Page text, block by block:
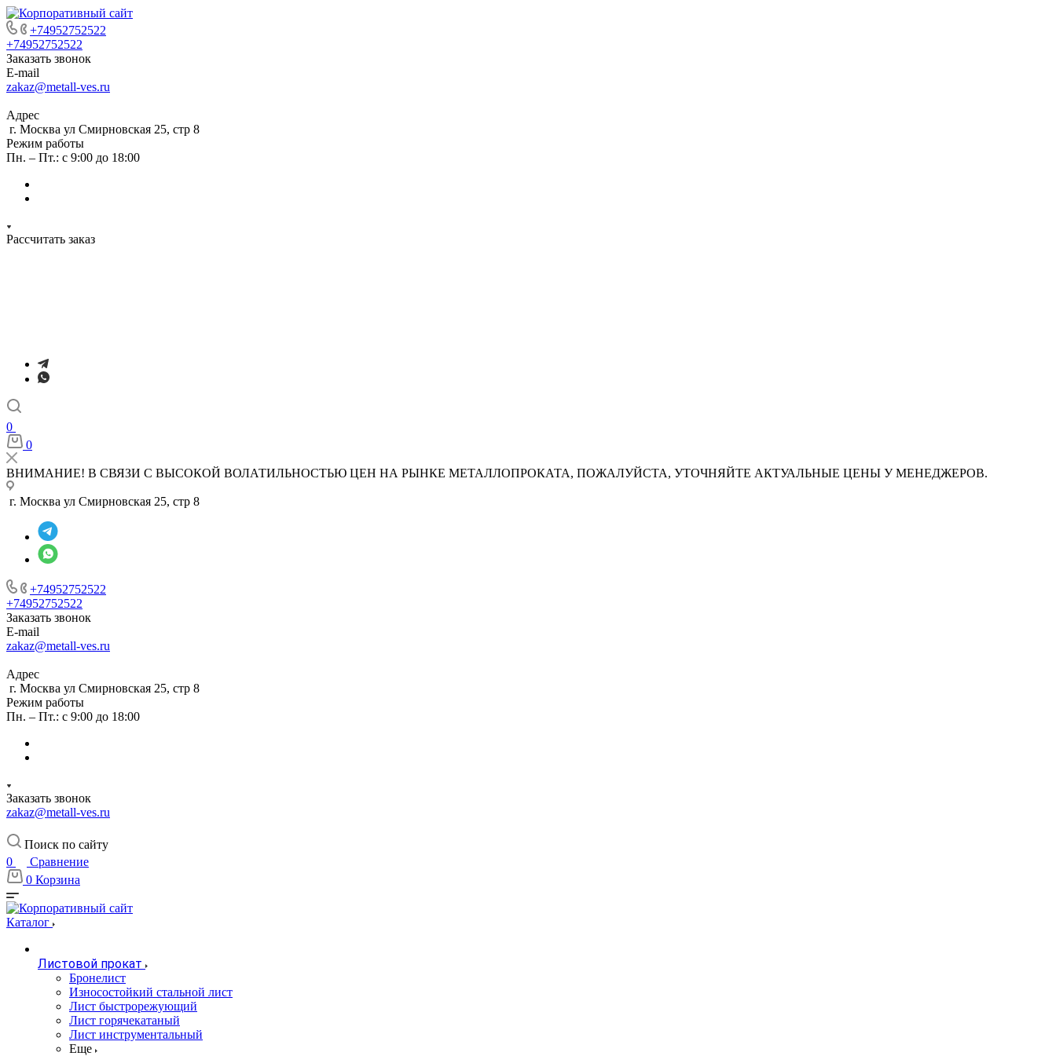
+74952752522
+74952752522
Заказать звонок
E-mail
zakaz@metall-ves.ru
Адрес
г. Москва ул Смирновская 25, стр 8
Режим работы
Пн. – Пт.: с 9:00 до 18:00
Рассчитать заказ
0
0
ВНИМАНИЕ! В СВЯЗИ С ВЫСОКОЙ ВОЛАТИЛЬНОСТЬЮ ЦЕН НА РЫНКЕ МЕТАЛЛОПРОКАТА, ПОЖАЛУЙСТА, УТОЧНЯЙТЕ АКТУАЛЬНЫЕ ЦЕНЫ У МЕНЕДЖЕРОВ.
г. Москва ул Смирновская 25, стр 8
+74952752522
+74952752522
Заказать звонок
E-mail
zakaz@metall-ves.ru
Адрес
г. Москва ул Смирновская 25, стр 8
Режим работы
Пн. – Пт.: с 9:00 до 18:00
Заказать звонок
zakaz@metall-ves.ru
Поиск по сайту
0
Сравнение
0 Корзина
Каталог
Листовой прокат
Бронелист
Износостойкий стальной лист
Лист быстрорежующий
Лист горячекатаный
Лист инструментальный
Еще